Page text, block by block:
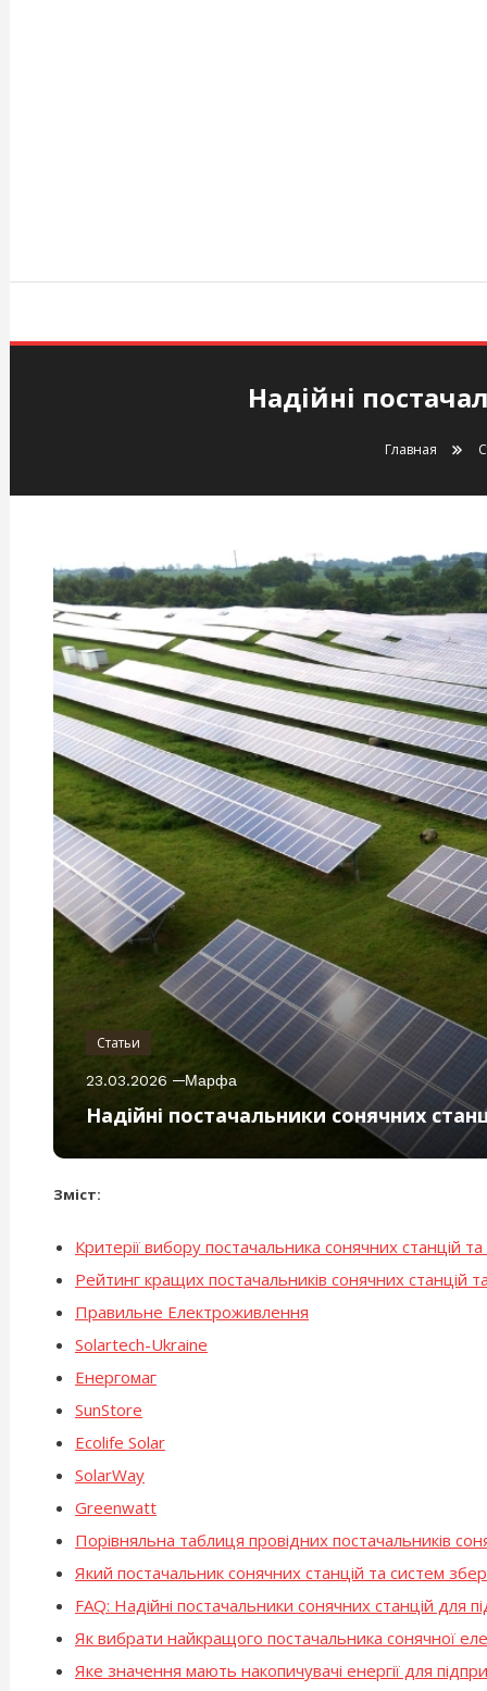
Надійні
Главная
Статьи
23.03.2026 Марфа
Надійні постачальники сонячних
Зміст:
Критерії вибору постачальника сонячних станцій
Рейтинг кращих постачальників сонячних станцій
Правильне Електроживлення
Solartech-Ukraine
Енергомаг
SunStore
Ecolife Solar
SolarWay
Greenwatt
Порівняльна таблиця провідних постачальників
Який постачальник сонячних станцій та систем
FAQ: Надійні постачальники сонячних станцій для
Як вибрати найкращого постачальника сонячної
Яке значення мають накопичувачі енергії для